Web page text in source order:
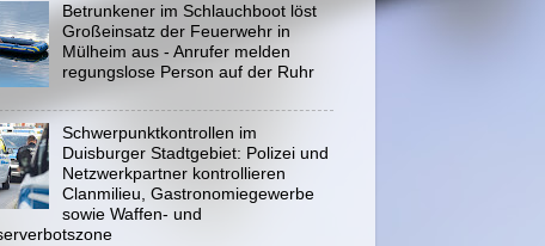
Betrunkener im Schlauchboot löst
Großeinsatz der Feuerwehr in
Mülheim aus - Anrufer melden
regungslose Person auf der Ruhr
Schwerpunktkontrollen im
Duisburger Stadtgebiet: Polizei und
Netzwerkpartner kontrollieren
Clanmilieu, Gastronomiegewerbe
sowie Waffen- und